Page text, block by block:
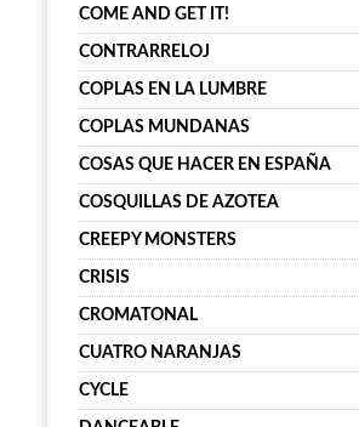
COME AND GET IT!
CONTRARRELOJ
COPLAS EN LA LUMBRE
COPLAS MUNDANAS
COSAS QUE HACER EN ESPAÑA
COSQUILLAS DE AZOTEA
CREEPY MONSTERS
CRISIS
CROMATONAL
CUATRO NARANJAS
CYCLE